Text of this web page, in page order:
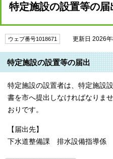
特定施設の設置等の届
ウェブ番号1018671 更新日 2026年
特定施設の設置等の届出
特定施設の設置者は、特定施設
書を市へ提出しなければなりま
おりです。
【届出先】
下水道整備課 排水設備指導係